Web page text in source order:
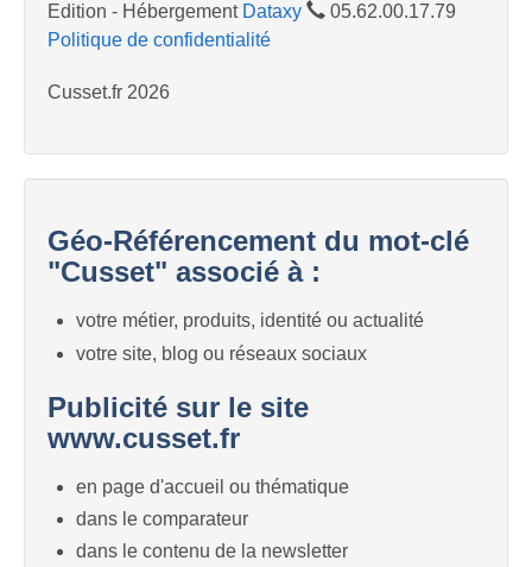
Edition - Hébergement Dataxy
05.62.00.17.79
Politique de confidentialité
Cusset.fr 2026
Géo-Référencement du mot-clé
"Cusset" associé à :
votre métier, produits, identité ou actualité
votre site, blog ou réseaux sociaux
Publicité sur le site
www.cusset.fr
en page d'accueil ou thématique
dans le comparateur
dans le contenu de la newsletter